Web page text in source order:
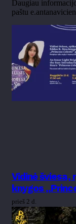
Daugiau
paštu
Vidinė šviesa,
knygos
prieš 2 d.